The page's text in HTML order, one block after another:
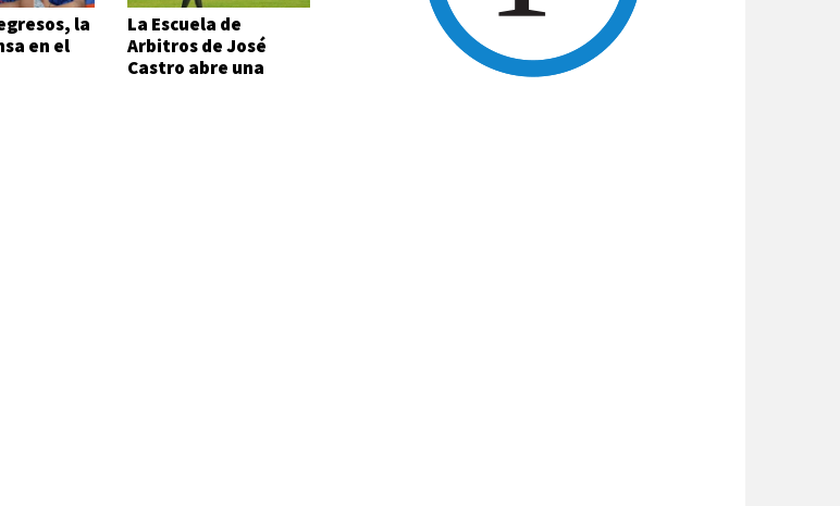
la
en el
La Escuela de
Arbitros de José
Castro abre una